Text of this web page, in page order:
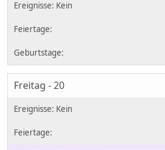
Freitag - 20